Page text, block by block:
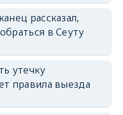
рассказал,
в Сеуту
утечку
правила выезда